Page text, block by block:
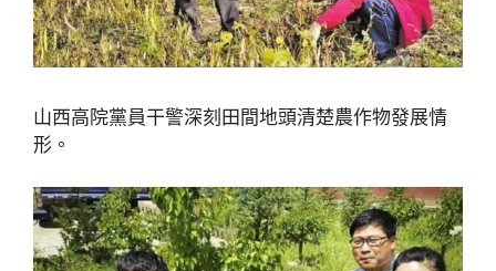
山西高院黨員干警深刻田間地頭清楚農作物發展情
形。